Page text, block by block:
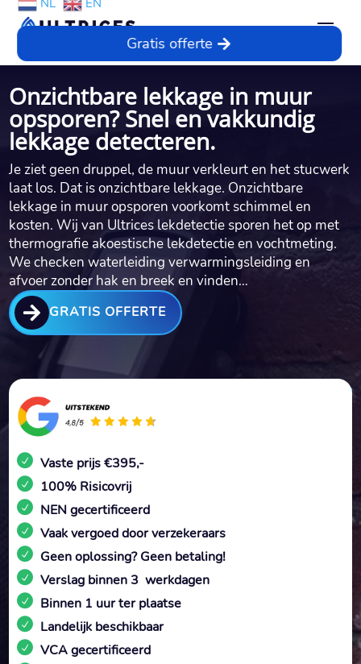
NL EN
Gratis offerte
Onzichtbare lekkage in muur
opsporen? Snel en vakkundig
lekkage detecteren.
Je ziet geen druppel, de muur verkleurt en het stucwerk
laat los.​ Dat is onzichtbare lekkage.​ Onzichtbare
lekkage in muur opsporen voorkomt schimmel en
kosten.​ Wij van Ultrices lekdetectie sporen het op met
thermografie akoestische lekdetectie en vochtmeting.​
We checken waterleiding verwarmingsleiding en
afvoer zonder hak en breek en vinden…
 GRATIS OFFERTE
Vaste prijs €395,-
100% Risicovrij
NEN gecertificeerd
Vaak vergoed door verzekeraars
Geen oplossing? Geen betaling!
Verslag binnen 3 werkdagen
Binnen 1 uur ter plaatse
Landelijk beschikbaar
VCA gecertificeerd